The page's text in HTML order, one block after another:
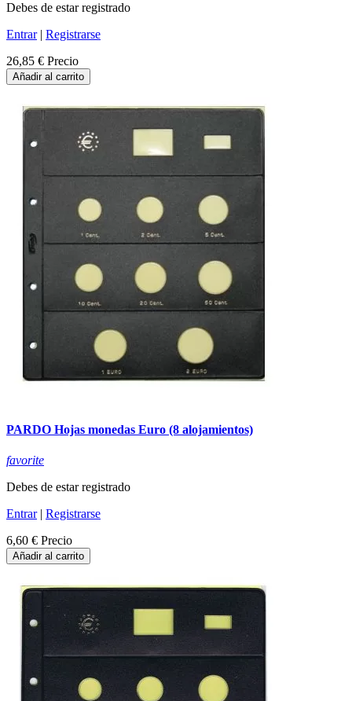
Debes de estar registrado
Entrar| Registrarse
26,85 € Precio
Añadir al carrito
PARDO Hojas monedas Euro (8 alojamientos)
favorite
Debes de estar registrado
Entrar| Registrarse
6,60 € Precio
Añadir al carrito